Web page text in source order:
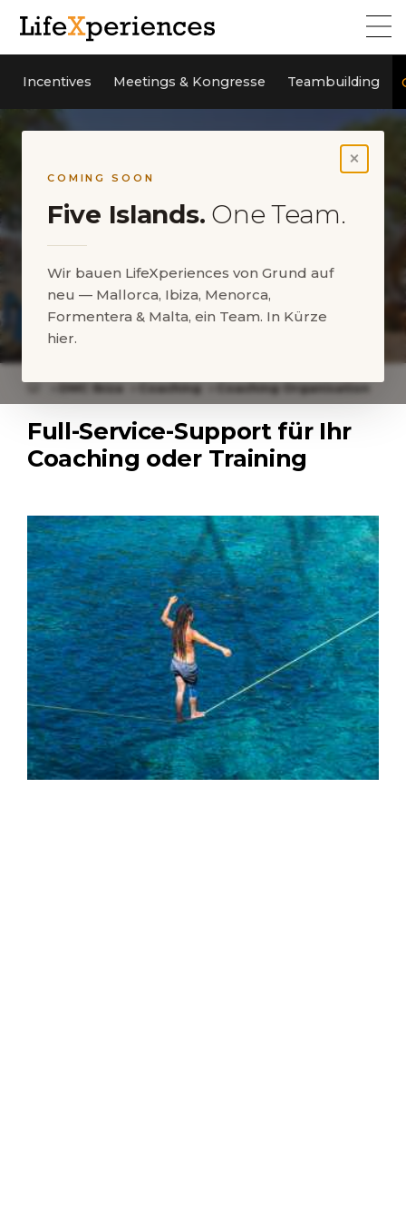
Incentives Meetings & Kongresse Teambuilding
×
COMING SOON
Five Islands. One Team.
Wir bauen LifeXperiences von Grund auf
neu — Mallorca, Ibiza, Menorca,
Formentera & Malta, ein Team. In Kürze
hier.
Bringen Sie ihre Choachees
nach Ibiza
DMC Ibiza Coaching Coaching Organisation
Full-Service-Support für Ihr
Coaching oder Training